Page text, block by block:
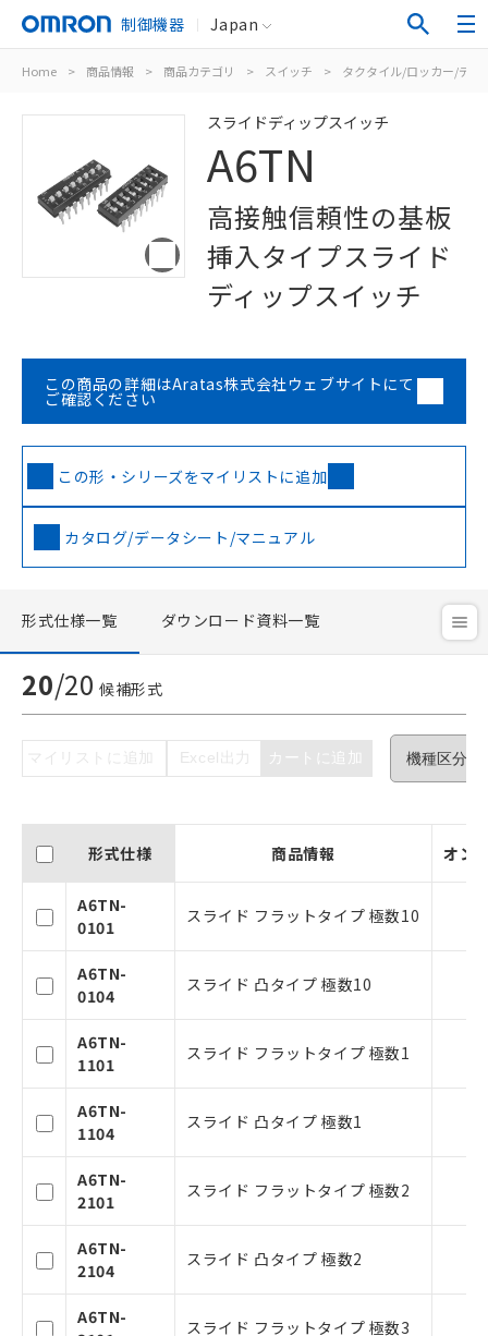
制御機器 Japan
Home > 商品情報 > 商品カテゴリ > スイッチ > タクタイル/ロッカー/ディ
スライドディップスイッチ
A6TN
高接触信頼性の基板
挿入タイプスライド
ディップスイッチ
この商品の詳細はAratas株式会社ウェブサイトにて
ご確認ください
この形・シリーズをマイリストに追加
カタログ/データシート/マニュアル
形式仕様一覧 ダウンロード資料一覧
20/20 候補形式
マイリストに追加 Excel出力 カートに追加
形式仕様 商品情報 オン
A6TN-
0101
スライド フラットタイプ 極数10
A6TN-
0104
スライド 凸タイプ 極数10
A6TN-
1101
スライド フラットタイプ 極数1
A6TN-
1104
スライド 凸タイプ 極数1
A6TN-
2101
スライド フラットタイプ 極数2
A6TN-
2104
スライド 凸タイプ 極数2
A6TN-
スライド フラットタイプ 極数3
ご利用条件
以下の条件をお読みいただき、同意のうえ
ご利用ください。